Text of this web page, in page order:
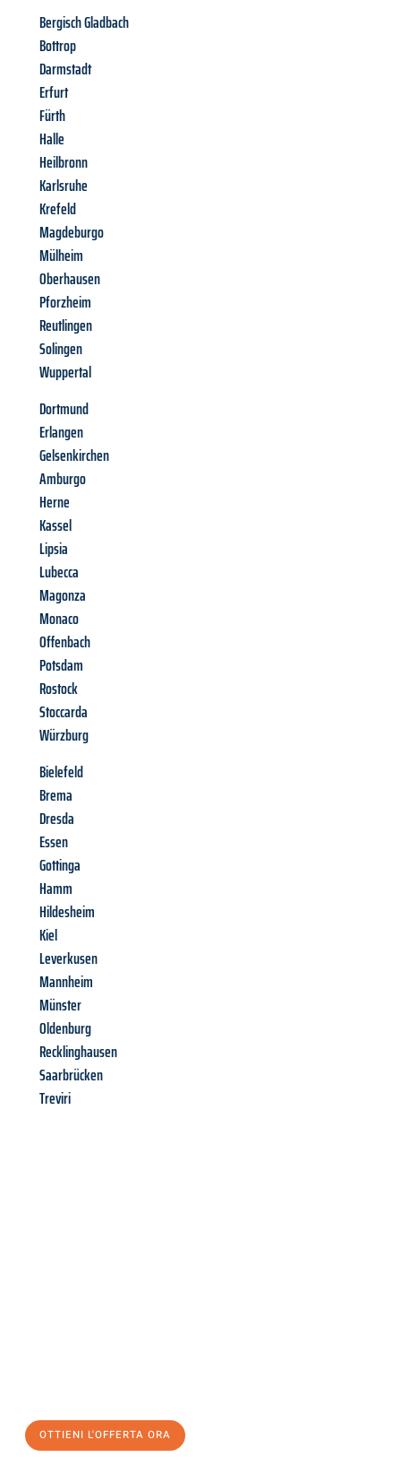
Bergisch Gladbach
Bottrop
Darmstadt
Erfurt
Fürth
Halle
Heilbronn
Karlsruhe
Krefeld
Magdeburgo
Mülheim
Oberhausen
Pforzheim
Reutlingen
Solingen
Wuppertal
Dortmund
Erlangen
Gelsenkirchen
Amburgo
Herne
Kassel
Lipsia
Lubecca
Magonza
Monaco
Offenbach
Potsdam
Rostock
Stoccarda
Würzburg
Bielefeld
Brema
Dresda
Essen
Gottinga
Hamm
Hildesheim
Kiel
Leverkusen
Mannheim
Münster
Oldenburg
Recklinghausen
Saarbrücken
Treviri
OTTIENI L'OFFERTA ORA